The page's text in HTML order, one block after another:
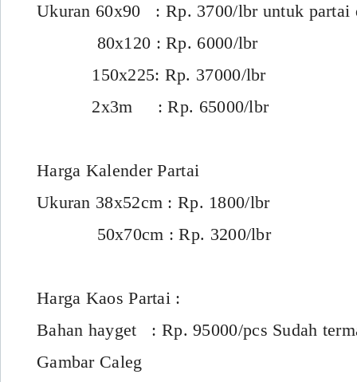
Ukuran 60x90 : Rp. 3700/lbr untuk partai
80x120 : Rp. 6000/lbr
150x225: Rp. 37000/lbr
2x3m : Rp. 65000/lbr
Harga Kalender Partai
Ukuran 38x52cm : Rp. 1800/lbr
50x70cm : Rp. 3200/lbr
Harga Kaos Partai :
Bahan hayget : Rp. 95000/pcs Sudah
Gambar Caleg